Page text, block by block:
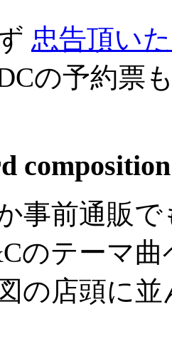
忠告頂い
の予約票
事前通販
のテーマ
の店頭に